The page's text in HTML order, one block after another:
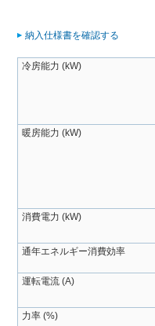
納入仕様書を確認する
冷房能力 (kW)
暖房能力 (kW)
消費電力 (kW)
通年エネルギー消費効率
運転電流 (A)
力率 (%)